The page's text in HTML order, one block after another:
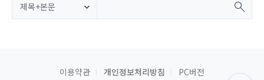
제목+본문
이용약관 개인정보처리방침 PC버전